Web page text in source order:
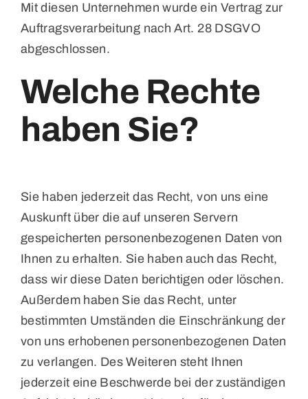
Mit diesen Unternehmen wurde ein Vertrag zur
Auftragsverarbeitung nach Art. 28 DSGVO
abgeschlossen.
Welche Rechte
haben Sie?
Sie haben jederzeit das Recht, von uns eine
Auskunft über die auf unseren Servern
gespeicherten personenbezogenen Daten von
Ihnen zu erhalten. Sie haben auch das Recht,
dass wir diese Daten berichtigen oder löschen.
Außerdem haben Sie das Recht, unter
bestimmten Umständen die Einschränkung der
von uns erhobenen personenbezogenen Daten
zu verlangen. Des Weiteren steht Ihnen
jederzeit eine Beschwerde bei der zuständigen